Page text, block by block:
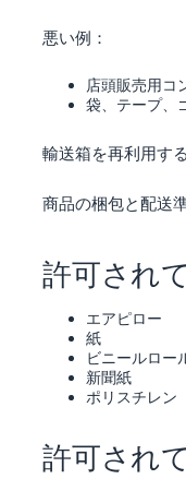
悪い例：
店頭販売用コ
袋、テープ、
輸送箱を再利用す
商品の梱包と配送
許可され
エアピロー
紙
ビニールロー
新聞紙
ポリスチレン
許可され